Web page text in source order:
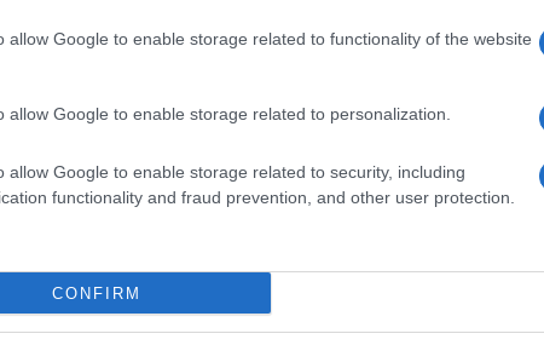
allow Google to enable storage related to functionality of the website
allow Google to enable storage related to personalization.
allow Google to enable storage related to security, including
functionality and fraud prevention, and other user protection.
CONFIRM
che porta a una deriva
da te’, anzi ne prendiamo le distanze da
di un noir, con una ovvia finzione
come un’ossessione folle possa portare
da te’ nella Milano di oggi”, racconta
protagonista del loro romanzo,